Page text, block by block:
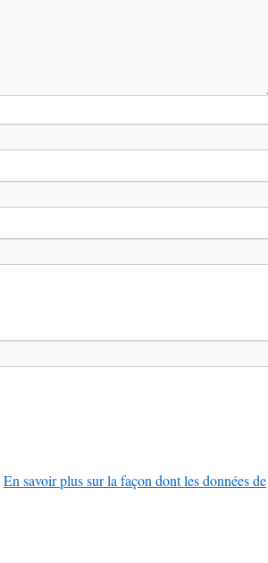
En savoir plus sur la façon dont les données de